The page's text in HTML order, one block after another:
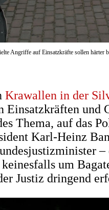
Angriffe auf Einsatzkräfte sollen härter
Krawallen in der
Einsatzkräften und
Thema, auf das
Karl-Heinz
um
Justiz dringend